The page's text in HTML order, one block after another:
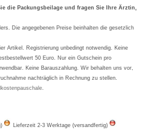
die Packungsbeilage und fragen Sie Ihre Ärztin,
Die angegebenen Preise beinhalten die gesetzlich
Artikel. Registrierung unbedingt notwendig. Keine
50 Euro. Nur ein Gutschein pro
Keine Barauszahlung. Wir behalten uns vor,
nachträglich in Rechnung zu stellen.
.
Lieferzeit 2-3 Werktage (versandfertig)